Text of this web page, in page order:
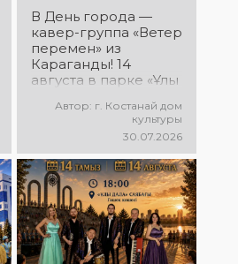
Костаная
состоится
выездной концерт
творческих
коллективов ДК
қанатындағы
Приглашаем всех
на праздничную
концертную
программу!
В День города —
кавер-группа «Ветер
перемен» из
Караганды! 14
августа в парке «Ұлы
концерт,
творчеству Юрия
Шатунова и группы
«Ласковый май»! Вас
ждут любимые
песни, тёплые
воспоминания и
особая музыкальная
атмосфера!
Автор: г. Костанай дом
культуры
30.07.2026